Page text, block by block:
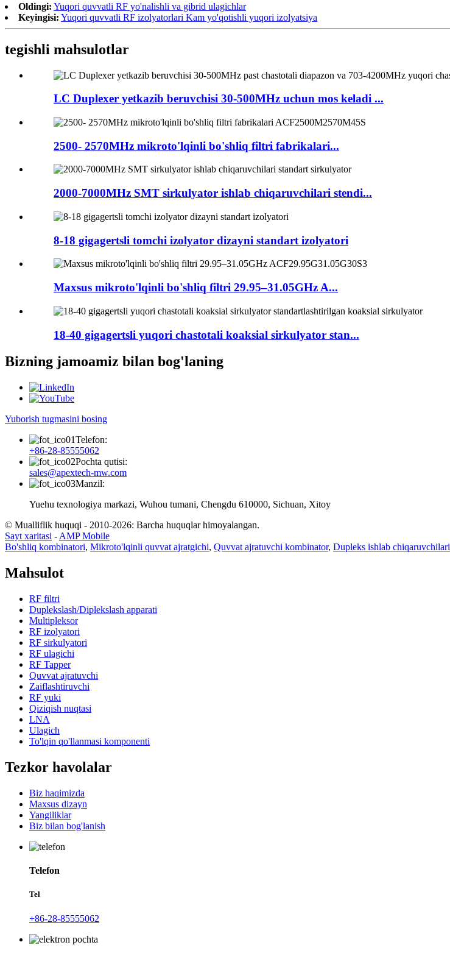
Oldingi: Yuqori quvvatli RF yo'nalishli va gibrid ulagichlar
Keyingisi: Yuqori quvvatli RF izolyatorlari Kam yo'qotishli yuqori izolyatsiya
tegishli mahsulotlar
LC Duplexer yetkazib beruvchisi 30-500MHz uchun mos keladi ...
2500- 2570MHz mikroto'lqinli bo'shliq filtri fabrikalari...
2000-7000MHz SMT sirkulyator ishlab chiqaruvchilari stendi...
8-18 gigagertsli tomchi izolyator dizayni standart izolyatori
Maxsus mikroto'lqinli bo'shliq filtri 29.95–31.05GHz A...
18-40 gigagertsli yuqori chastotali koaksial sirkulyator stan...
Bizning jamoamiz bilan bog'laning
Yuborish tugmasini bosing
Telefon:
+86-28-85555062
Pochta qutisi:
sales@apextech-mw.com
Manzil:
Yuehu texnologiya markazi, Wuhou tumani, Chengdu 610000, Sichuan, Xitoy
© Mualliflik huquqi - 2010-2026: Barcha huquqlar himoyalangan.
Sayt xaritasi - AMP Mobile
Bo'shliq kombinatori, Mikroto'lqinli quvvat ajratgichi, Quvvat ajratuvchi kombinator, Dupleks ishlab chiqaruvchilari
Mahsulot
RF filtri
Duplekslash/Diplekslash apparati
Multipleksor
RF izolyatori
RF sirkulyatori
RF ulagichi
RF Tapper
Quvvat ajratuvchi
Zaiflashtiruvchi
RF yuki
Qiziqish nuqtasi
LNA
Ulagich
To'lqin qo'llanmasi komponenti
Tezkor havolalar
Biz haqimizda
Maxsus dizayn
Yangiliklar
Biz bilan bog'lanish
Telefon
Tel
+86-28-85555062